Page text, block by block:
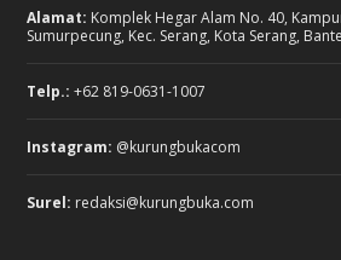
Alamat: Komplek Hegar Alam No. 40,
Sumurpecung, Kec. Serang, Kota Serang,
Telp.: +62 819-0631-1007
Instagram: @kurungbukacom
Surel: redaksi@kurungbuka.com